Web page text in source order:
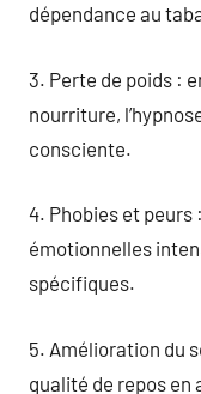
dépendance au
3. Perte de poids :
nourriture,
consciente.
4. Phobies et
émotionnelles
spécifiques.
5. Amélioration du
qualité de repos en